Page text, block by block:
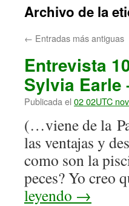
Archivo de la
← Entradas más antiguas
Entrevista
Sylvia Earle
Publicada el 02 02UTC
(…viene de la
las ventajas y
como son la
peces? Yo
leyendo →